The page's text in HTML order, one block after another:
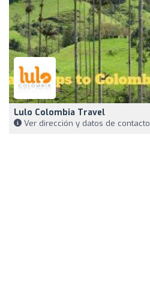
Lulo Colombia Travel
Ver dirección y datos de contacto